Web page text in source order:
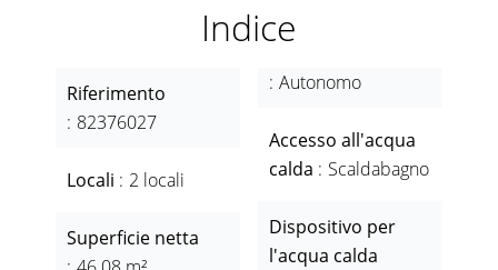
Indice
Riferimento
82376027
Locali 2 locali
Superficie netta
Autonomo
Accesso all'acqua
calda
Scaldabagno
Dispositivo per
l'acqua calda